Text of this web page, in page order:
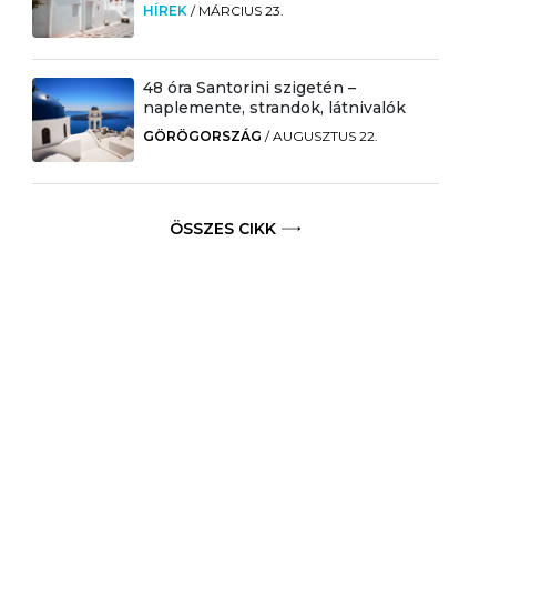
HÍREK / MÁRCIUS 23.
48 óra Santorini szigetén –
naplemente, strandok, látnivalók
GÖRÖGORSZÁG /AUGUSZTUS 22.
ÖSSZES CIKK